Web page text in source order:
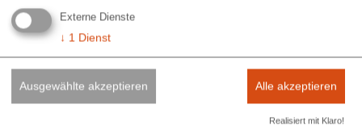
Impressum
Elektronische Zugangseröffnung
Datenschutzerklärung
Externe Dienste
↓ 1 Dienst
Ausgewählte akzeptieren Alle akzeptieren
Realisiert mit Klaro!